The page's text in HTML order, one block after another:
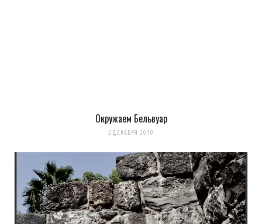
Окружаем Бельвуар
2 ДЕКАБРЯ 2010